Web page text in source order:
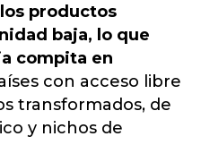
productos
baja, lo que
compita en
con acceso libre
transformados, de
y nichos de